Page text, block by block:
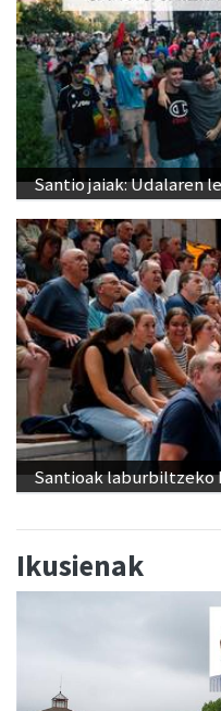
Santio jaiak: Udalaren
Santioak laburbiltzeko
Ikusienak